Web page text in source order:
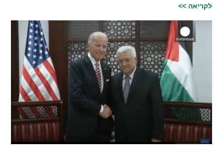
לקריאה >>